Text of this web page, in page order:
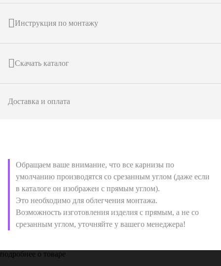
Инструкция по монтажу
Скачать каталог
Доставка и оплата
Обращаем ваше внимание, что все карнизы по
умолчанию производятся со срезанным углом (даже если
в каталоге он изображен с прямым углом).
Это необходимо для облегчения монтажа.
Возможность изготовления изделия с прямым, а не со
срезанным углом, уточняйте у вашего менеджера!
подробнее о товаре